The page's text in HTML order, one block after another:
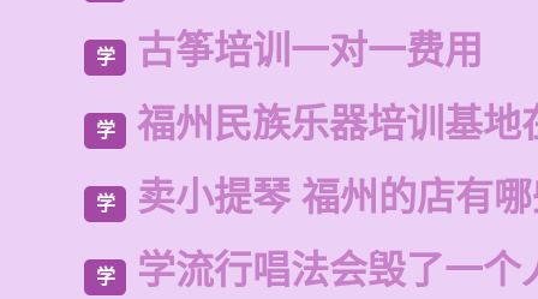
学 古筝培训一对一费用
学 福州民族乐器培训基地
学 卖小提琴 福州的店有
学 学流行唱法会毁了一个